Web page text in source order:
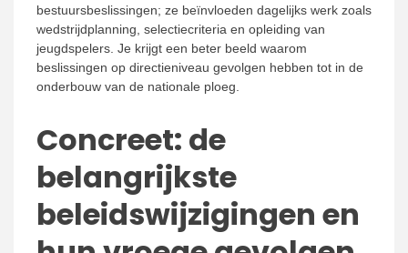
bestuursbeslissingen; ze beïnvloeden dagelijks werk zoals
wedstrijdplanning, selectiecriteria en opleiding van
jeugdspelers. Je krijgt een beter beeld waarom
beslissingen op directieniveau gevolgen hebben tot in de
onderbouw van de nationale ploeg.
Concreet: de
belangrijkste
beleidswijzigingen en